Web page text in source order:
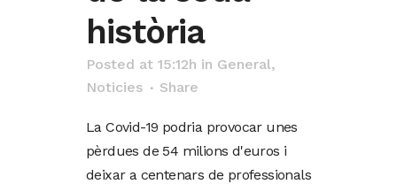
història
Posted at 15:12h in General,
Noticies
Share
La Covid-19 podria provocar unes
pèrdues de 54 milions d'euros i
deixar a centenars de professionals